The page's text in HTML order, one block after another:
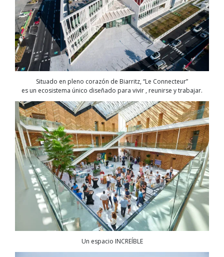
Situado en pleno corazón de Biarritz, “Le Connecteur”
es un ecosistema único diseñado para vivir , reunirse y trabajar.
Un espacio INCREÍBLE